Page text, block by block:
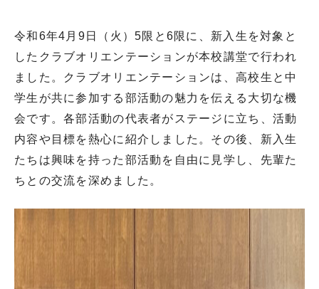
令和6年4月9日（火）5限と6限に、新入生を対象と
したクラブオリエンテーションが本校講堂で行われ
ました。クラブオリエンテーションは、高校生と中
学生が共に参加する部活動の魅力を伝える大切な機
会です。各部活動の代表者がステージに立ち、活動
内容や目標を熱心に紹介しました。その後、新入生
たちは興味を持った部活動を自由に見学し、先輩た
ちとの交流を深めました。